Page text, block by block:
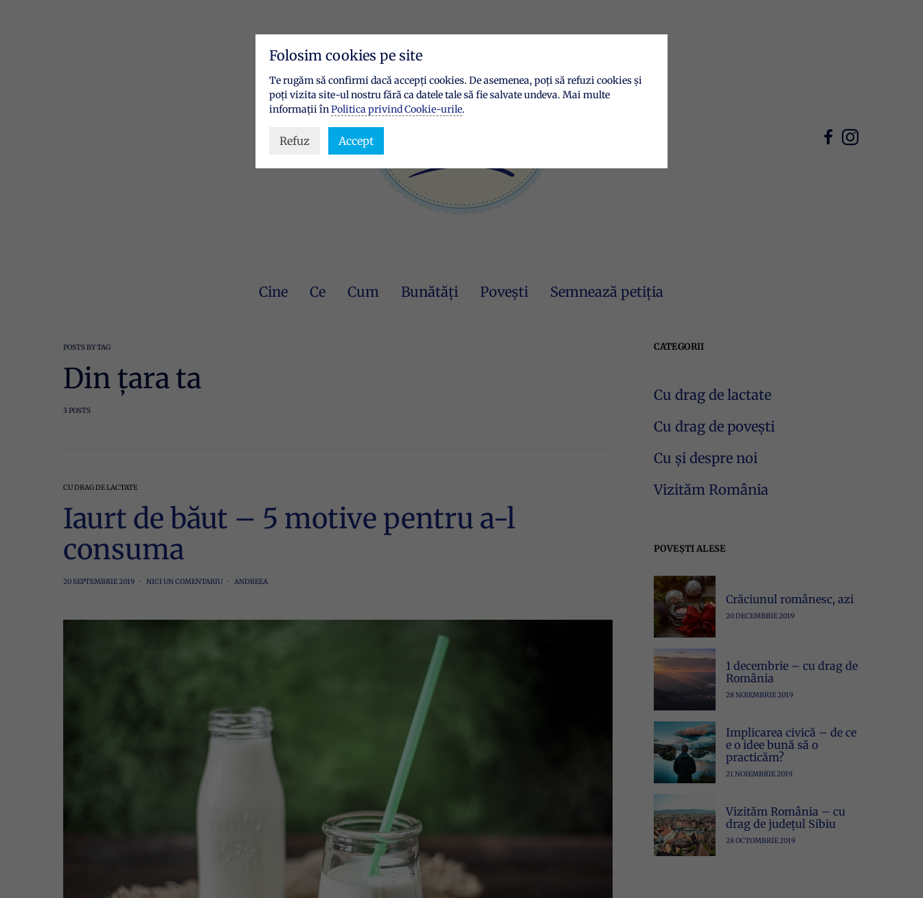
Cine Ce Cum Bunătăți Povești Semnează petiția
POSTS BY TAG
Din țara ta
3 POSTS
CU DRAG DE LACTATE
Iaurt de băut – 5 motive pentru a-l
consuma
20 SEPTEMBRIE 2019 NICI UN COMENTARIU ANDREEA
CATEGORII
Cu drag de lactate
Cu drag de povești
Cu și despre noi
Vizităm România
POVEȘTI ALESE
Crăciunul românesc, azi
20 DECEMBRIE 2019
1 decembrie – cu drag de
România
28 NOIEMBRIE 2019
Implicarea civică – de ce
e o idee bună să o
practicăm?
21 NOIEMBRIE 2019
Vizităm România – cu
drag de județul Sibiu
28 OCTOMBRIE 2019
Folosim cookies pe site
Te rugăm să confirmi dacă accepți cookies. De asemenea, poți să refuzi cookies și
poți vizita site-ul nostru fără ca datele tale să fie salvate undeva. Mai multe
informații înPolitica privind Cookie-urile.
Refuz Accept